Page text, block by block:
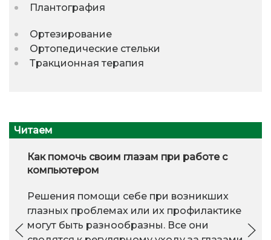
Плантография
Ортезирование
Ортопедические стельки
Тракционная терапия
Читаем
Как помочь своим глазам при работе с
компьютером
Решения помощи себе при возникших
глазных проблемах или их профилактике
могут быть разнообразны. Все они